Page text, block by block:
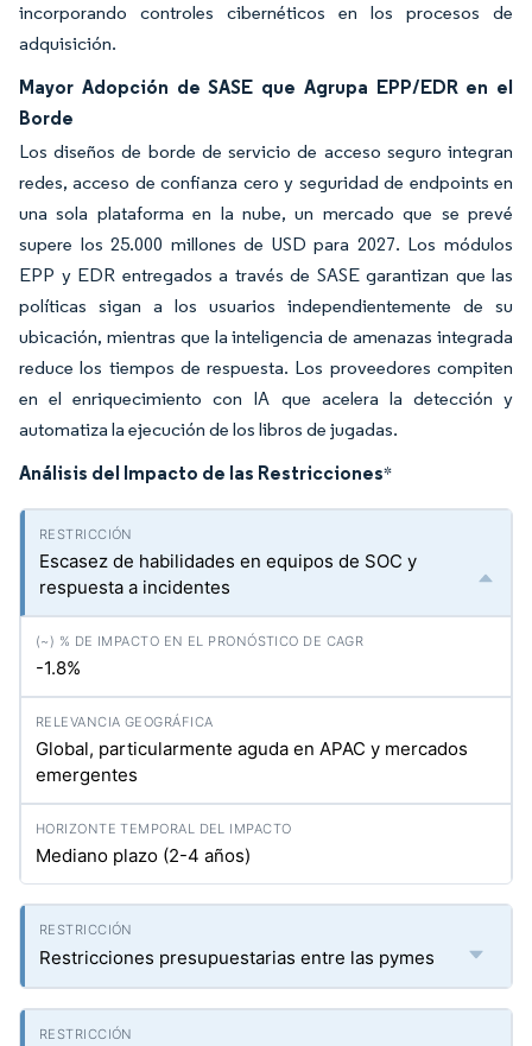
incorporando controles cibernéticos en los procesos de
adquisición.
Mayor Adopción de SASE que Agrupa EPP/EDR en el
Borde
Los diseños de borde de servicio de acceso seguro integran
redes, acceso de confianza cero y seguridad de endpoints en
una sola plataforma en la nube, un mercado que se prevé
supere los 25.000 millones de USD para 2027. Los módulos
EPP y EDR entregados a través de SASE garantizan que las
políticas sigan a los usuarios independientemente de su
ubicación, mientras que la inteligencia de amenazas integrada
reduce los tiempos de respuesta. Los proveedores compiten
en el enriquecimiento con IA que acelera la detección y
automatiza la ejecución de los libros de jugadas.
Análisis del Impacto de las Restricciones*
Escasez de habilidades en equipos de SOC y
respuesta a incidentes
-1.8%
Global, particularmente aguda en APAC y mercados
emergentes
Mediano plazo (2-4 años)
Restricciones presupuestarias entre las pymes